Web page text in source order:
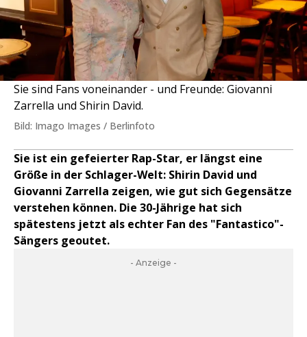
Sie sind Fans voneinander - und Freunde: Giovanni
Zarrella und Shirin David.
Bild: Imago Images / Berlinfoto
Sie ist ein gefeierter Rap-Star, er längst eine
Größe in der Schlager-Welt: Shirin David und
Giovanni Zarrella zeigen, wie gut sich Gegensätze
verstehen können. Die 30-Jährige hat sich
spätestens jetzt als echter Fan des "Fantastico"-
Sängers geoutet.
- Anzeige -